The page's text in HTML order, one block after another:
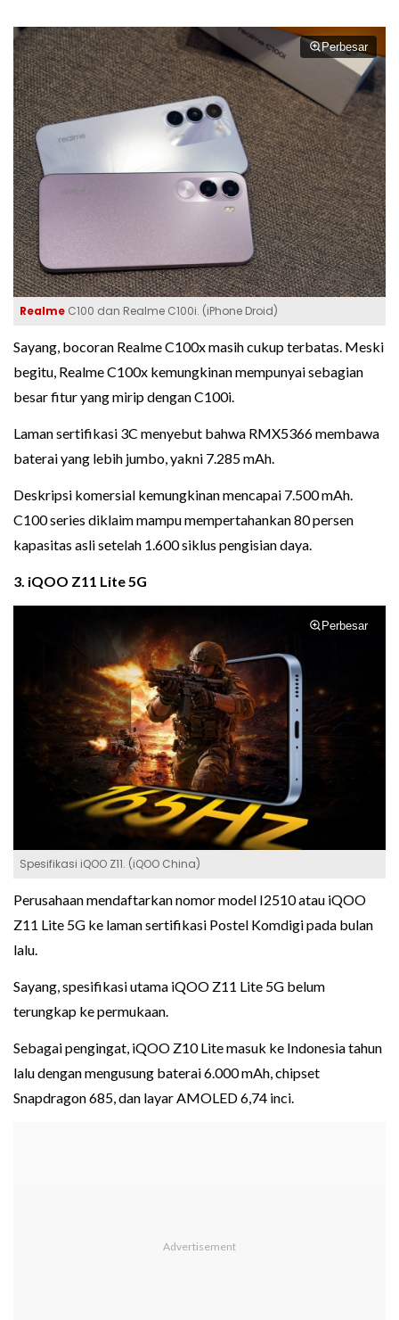
Perbesar
Realme C100 dan Realme C100i. (iPhone Droid)
Sayang, bocoran Realme C100x masih cukup terbatas. Meski
begitu, Realme C100x kemungkinan mempunyai sebagian
besar fitur yang mirip dengan C100i.
Laman sertifikasi 3C menyebut bahwa RMX5366 membawa
baterai yang lebih jumbo, yakni 7.285 mAh.
Deskripsi komersial kemungkinan mencapai 7.500 mAh.
C100 series diklaim mampu mempertahankan 80 persen
kapasitas asli setelah 1.600 siklus pengisian daya.
3. iQOO Z11 Lite 5G
Perbesar
Spesifikasi iQOO Z11. (iQOO China)
Perusahaan mendaftarkan nomor model I2510 atau iQOO
Z11 Lite 5G ke laman sertifikasi Postel Komdigi pada bulan
lalu.
Sayang, spesifikasi utama iQOO Z11 Lite 5G belum
terungkap ke permukaan.
Sebagai pengingat, iQOO Z10 Lite masuk ke Indonesia tahun
lalu dengan mengusung baterai 6.000 mAh, chipset
Snapdragon 685, dan layar AMOLED 6,74 inci.